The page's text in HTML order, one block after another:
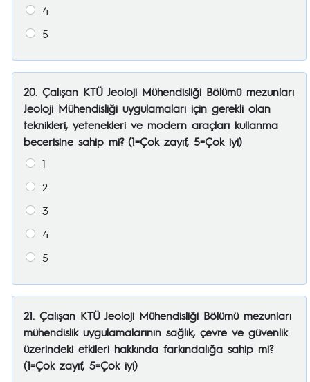
4
5
20. Çalışan KTÜ Jeoloji Mühendisliği Bölümü mezunları
Jeoloji Mühendisliği uygulamaları için gerekli olan
teknikleri, yetenekleri ve modern araçları kullanma
becerisine sahip mi? (1=Çok zayıf, 5=Çok iyi)
1
2
3
4
5
21. Çalışan KTÜ Jeoloji Mühendisliği Bölümü mezunları
mühendislik uygulamalarının sağlık, çevre ve güvenlik
üzerindeki etkileri hakkında farkındalığa sahip mi?
(1=Çok zayıf, 5=Çok iyi)